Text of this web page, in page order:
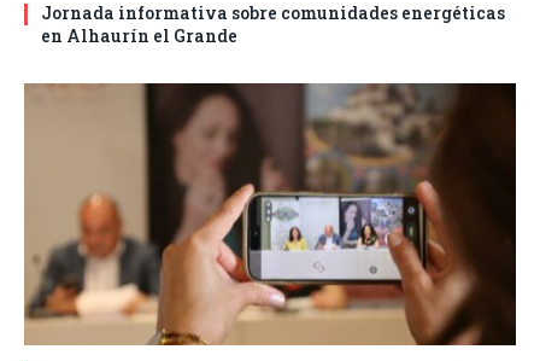
Jornada informativa sobre comunidades energéticas
en Alhaurín el Grande